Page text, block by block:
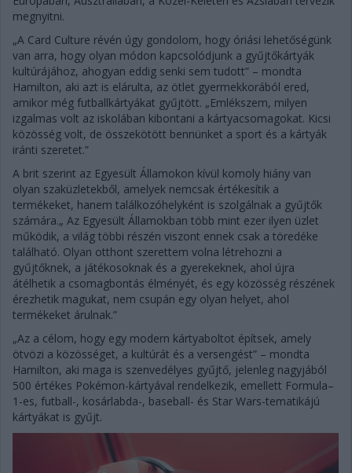
megnyitni.
„A Card Culture révén úgy gondolom, hogy óriási lehetőségünk
van arra, hogy olyan módon kapcsolódjunk a gyűjtőkártyák
kultúrájához, ahogyan eddig senki sem tudott” – mondta
Hamilton, aki azt is elárulta, az ötlet gyermekkorából ered,
amikor még futballkártyákat gyűjtött. „Emlékszem, milyen
izgalmas volt az iskolában kibontani a kártyacsomagokat. Kicsi
közösség volt, de összekötött bennünket a sport és a kártyák
iránti szeretet.”
A brit szerint az Egyesült Államokon kívül komoly hiány van
olyan szaküzletekből, amelyek nemcsak értékesítik a
termékeket, hanem találkozóhelyként is szolgálnak a gyűjtők
számára.„ Az Egyesült Államokban több mint ezer ilyen üzlet
működik, a világ többi részén viszont ennek csak a töredéke
található. Olyan otthont szerettem volna létrehozni a
gyűjtőknek, a játékosoknak és a gyerekeknek, ahol újra
átélhetik a csomagbontás élményét, és egy közösség részének
érezhetik magukat, nem csupán egy olyan helyet, ahol
termékeket árulnak.”
„Az a célom, hogy egy modern kártyaboltot építsek, amely
ötvözi a közösséget, a kultúrát és a versengést” – mondta
Hamilton, aki maga is szenvedélyes gyűjtő, jelenleg nagyjából
500 értékes Pokémon-kártyával rendelkezik, emellett Formula–
1-es, futball-, kosárlabda-, baseball- és Star Wars-tematikájú
kártyákat is gyűjt.